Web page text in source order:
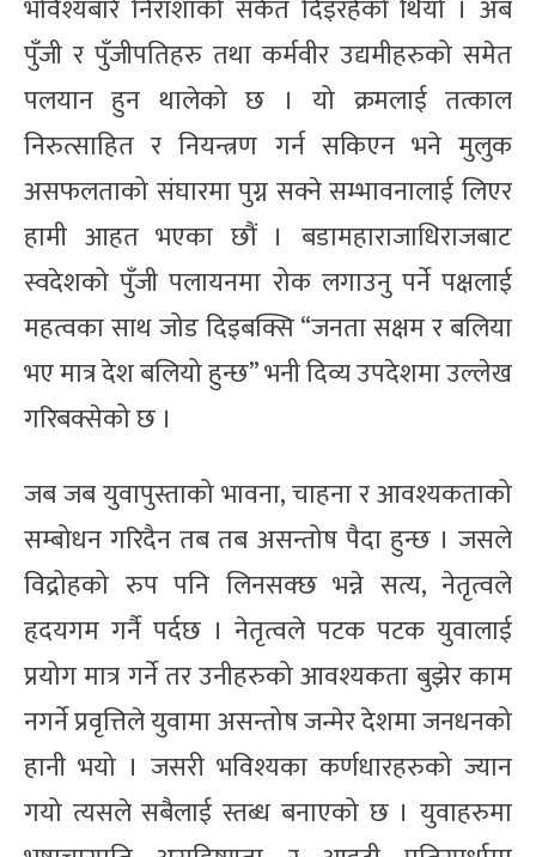
भविश्यबारे निराशाको संकेत दिइरहेको थियो । अब
पुँजी र पुँजीपतिहरु तथा कर्मवीर उद्यमीहरुको समेत
पलयान हुन थालेको छ । यो क्रमलाई तत्काल
निरुत्साहित र नियन्त्रण गर्न सकिएन भने मुलुक
असफलताको संघारमा पुग्न सक्ने सम्भावनालाई लिएर
हामी आहत भएका छौं । बडामहाराजाधिराजबाट
स्वदेशको पुँजी पलायनमा रोक लगाउनु पर्ने पक्षलाई
महत्वका साथ जोड दिइबक्सि “जनता सक्षम र बलिया
भए मात्र देश बलियो हुन्छ” भनी दिव्य उपदेशमा उल्लेख
गरिबक्सेको छ ।
जब जब युवापुस्ताको भावना, चाहना र आवश्यकताको
सम्बोधन गरिदैन तब तब असन्तोष पैदा हुन्छ । जसले
विद्रोहको रुप पनि लिनसक्छ भन्ने सत्य, नेतृत्वले
हृदयगम गर्नै पर्दछ । नेतृत्वले पटक पटक युवालाई
प्रयोग मात्र गर्ने तर उनीहरुको आवश्यकता बुझेर काम
नगर्ने प्रवृत्तिले युवामा असन्तोष जन्मेर देशमा जनधनको
हानी भयो । जसरी भविश्यका कर्णधारहरुको ज्यान
गयो त्यसले सबैलाई स्तब्ध बनाएको छ । युवाहरुमा